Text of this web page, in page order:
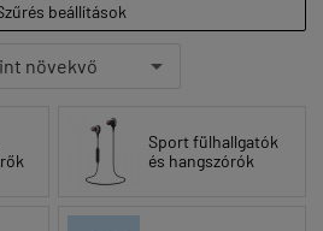
beállítások
Sport fülhallgatók
és hangszórók